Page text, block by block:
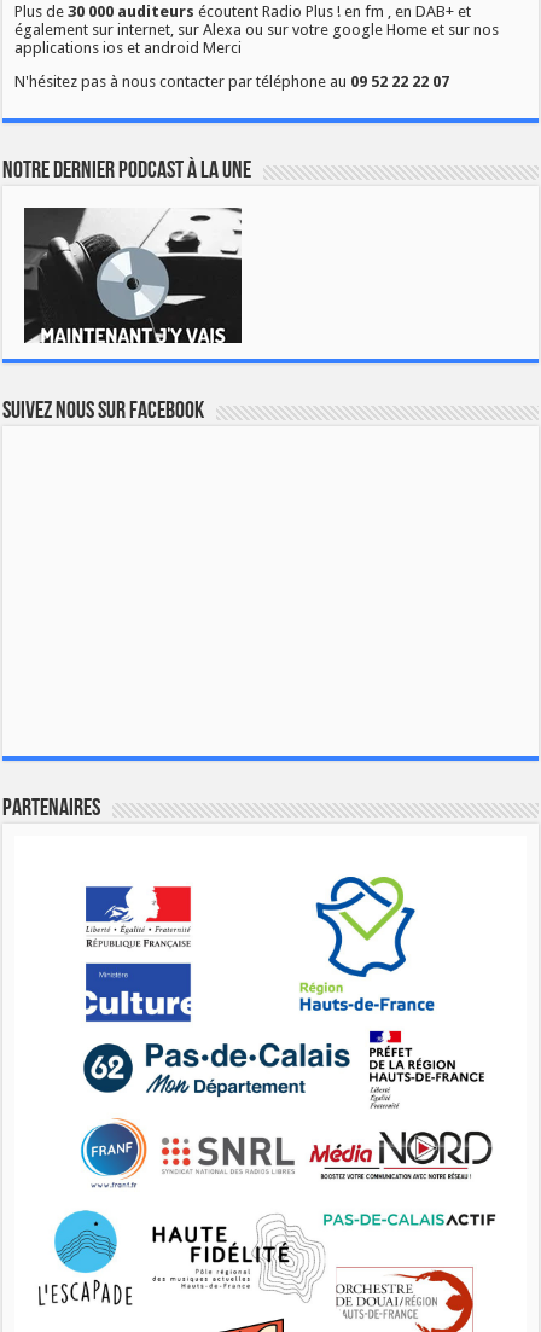
Plus de30 000 auditeurs écoutent Radio Plus ! en fm , en DAB+ et
également sur internet, sur Alexa ou sur votre google Home et sur nos
applications ios et android Merci
N'hésitez pas à nous contacter par téléphone au 09 52 22 22 07
Notre dernier podcast à la une
Suivez nous sur Facebook
Partenaires